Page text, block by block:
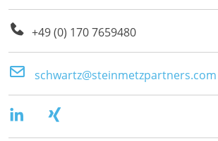
+49 (0) 170 7659480
schwartz@steinmetzpartners.com